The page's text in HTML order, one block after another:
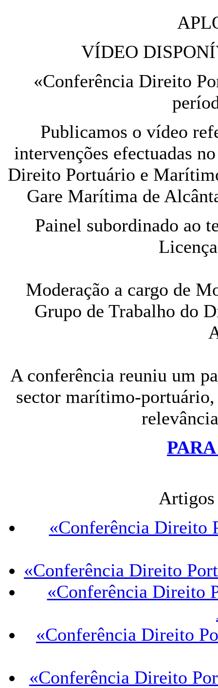
VÍDEO
«Conferência Direito
Publicamos o vídeo
intervenções efectuadas
Direito Portuário e
Gare Marítima de
Painel subordinado ao
Moderação a cargo de
Grupo de Trabalho do
A conferência reuniu um
sector marítimo-portuário,
«Conferência Direito
«Conferência Direito
«Conferência Direito
«Conferência Direito
«Conferência Direito